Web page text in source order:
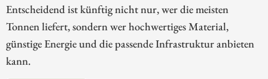
Entscheidend ist künftig nicht nur, wer die meisten
Tonnen liefert, sondern wer hochwertiges Material,
günstige Energie und die passende Infrastruktur anbieten
kann.